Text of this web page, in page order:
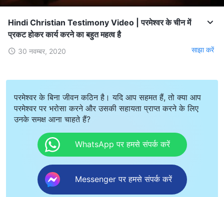
Hindi Christian Testimony Video | परमेश्वर के चीन में
प्रकट होकर कार्य करने का बहुत महत्व है
30 नवम्बर, 2020 साझा करें
परमेश्वर के बिना जीवन कठिन है। यदि आप सहमत हैं, तो क्या आप
परमेश्वर पर भरोसा करने और उसकी सहायता प्राप्त करने के लिए
उनके समक्ष आना चाहते हैं?
WhatsApp पर हमसे संपर्क करें
Messenger पर हमसे संपर्क करें